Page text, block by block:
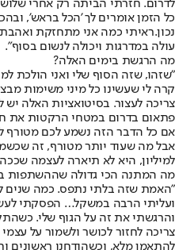
לדרום. חזרתי הביתה רק אחרי
כל הזמן אומרים לך 'הכל בראש',
נכון.ראיתי כמה אני מתחזקת
עולה במדרגות ויכולה לנשום בסוף".
מה הרגשת בימים האלה?
"שזהו, שזה הסוף שלי ואני הולכת
קרה לי שעשינו כל מיני משימות
צריכה לעצור. בסיטואציות האלה יש
פתאום בדרום במטחי הרקטות את
אם כל הדבר הזה נשמע לכם מטורף
אבל מה שעוד יותר מטורף, זה
למיליון, היא לא תיארה לעצמה
מה המתנה הכי גדולה שההשתפות
"האמת שזה בלתי נתפס. כמה שנים
ועליתי הרבה במשקל… הפסקתי
והרגשתי את זה על הגוף שלי.
צריכה לחזור לכושר ולשמור על
להתאמן מלא, וכשהודחנו ראשונים